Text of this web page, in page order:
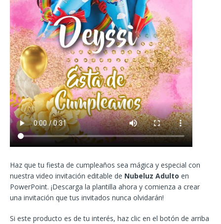
Haz que tu fiesta de cumpleaños sea mágica y especial con
nuestra video invitación editable de Nubeluz Adulto en
PowerPoint. ¡Descarga la plantilla ahora y comienza a crear
una invitación que tus invitados nunca olvidarán!
Si este producto es de tu interés, haz clic en el botón de arriba